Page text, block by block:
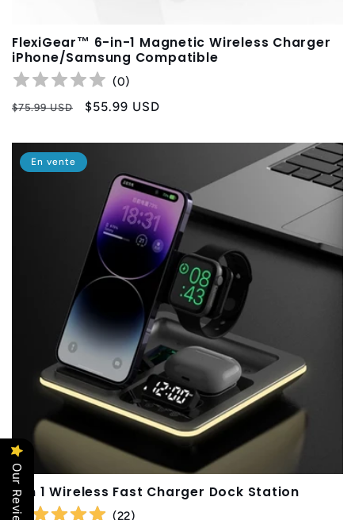
FlexiGear™ 6-in-1 Magnetic Wireless Charger
iPhone/Samsung Compatible
(0)
Prix
$75.99 USD
Prix
$55.99 USD
En vente
5 in 1 Wireless Fast Charger Dock Station
(22)
Our Reviews